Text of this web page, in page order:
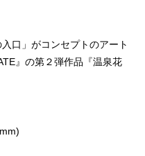
口」がコンセプトのアート
』の第２弾作品『温泉花